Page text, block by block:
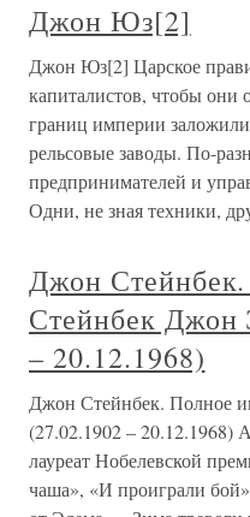
Джон Юз[2]
Джон Юз[2] Царское
капиталистов, чтобы
границ империи
рельсовые заводы. По-
предпринимателей и
Одни, не зная техники,
Джон
Стейнбек Джон
– 20.12.1968)
Джон Стейнбек. Полное
(27.02.1902 – 20.12.1968)
лауреат Нобелевской
чаша», «И проиграли